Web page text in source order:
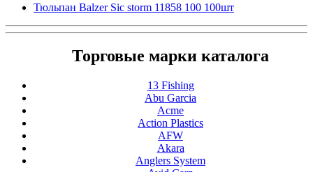
Тюльпан Balzer Sic storm 11858 100 100шт
Торговые марки каталога
13 Fishing
Abu Garcia
Acme
Action Plastics
AFW
Akara
Anglers System